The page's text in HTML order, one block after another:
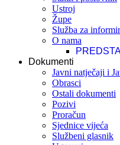
Ustroj
Župe
Služba za
O nama
Dokumenti
Javni natječaji i
Obrasci
Ostali dokumenti
Pozivi
Proračun
Sjednice vijeća
Službeni glasnik